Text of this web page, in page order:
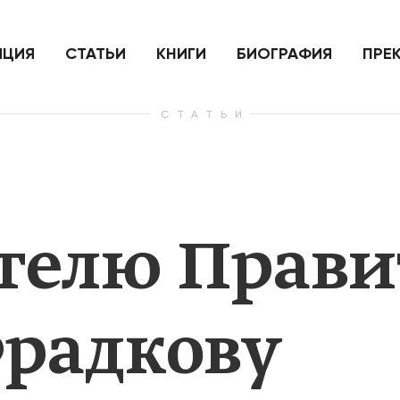
нанесенный по самим себе
СТАТЬИ КНИГИ БИОГРАФИЯ
СТАТЬИ